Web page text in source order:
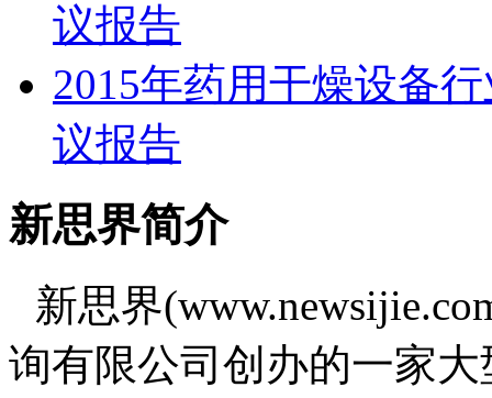
议报告
2015年药用干燥设备
议报告
新思界简介
新思界
询有限公司创办的一家